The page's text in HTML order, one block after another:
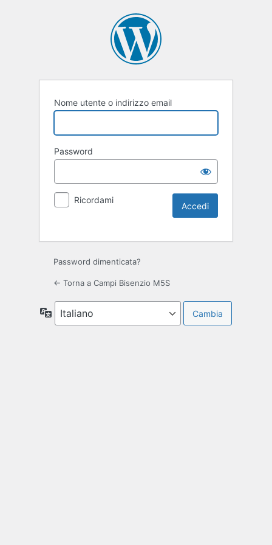
Nome utente o indirizzo email
Password
Ricordami
Password dimenticata?
← Torna a Campi Bisenzio M5S
Lingua